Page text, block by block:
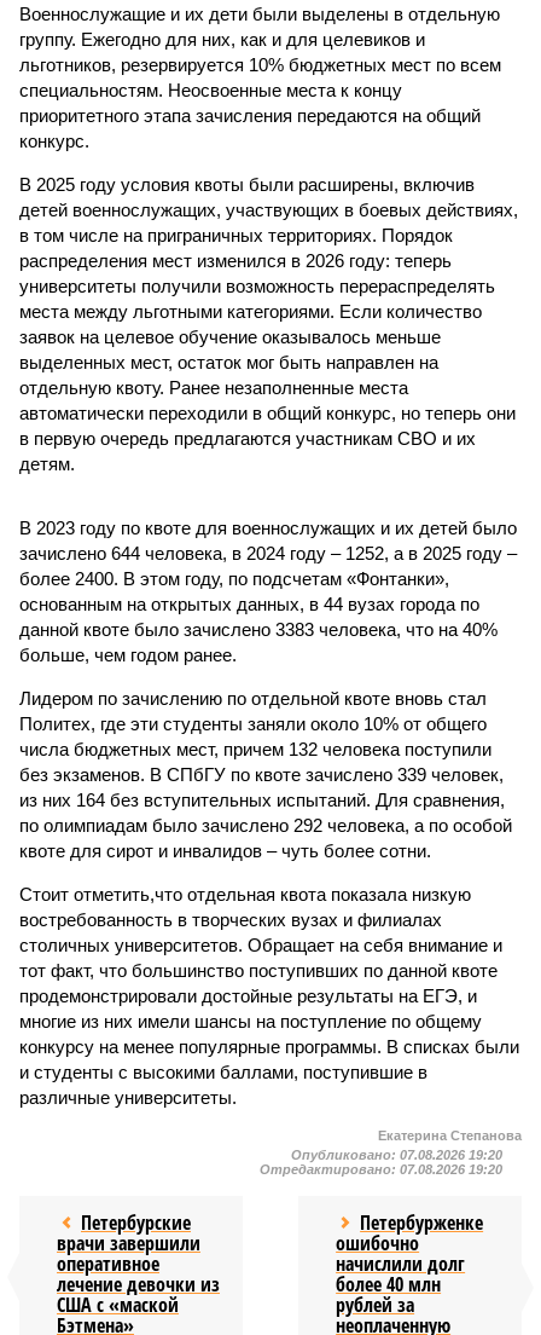
Военнослужащие и их дети были выделены в отдельную
группу. Ежегодно для них, как и для целевиков и
льготников, резервируется 10% бюджетных мест по всем
специальностям. Неосвоенные места к концу
приоритетного этапа зачисления передаются на общий
конкурс.
В 2025 году условия квоты были расширены, включив
детей военнослужащих, участвующих в боевых действиях,
в том числе на приграничных территориях. Порядок
распределения мест изменился в 2026 году: теперь
университеты получили возможность перераспределять
места между льготными категориями. Если количество
заявок на целевое обучение оказывалось меньше
выделенных мест, остаток мог быть направлен на
отдельную квоту. Ранее незаполненные места
автоматически переходили в общий конкурс, но теперь они
в первую очередь предлагаются участникам СВО и их
детям.
В 2023 году по квоте для военнослужащих и их детей было
зачислено 644 человека, в 2024 году – 1252, а в 2025 году –
более 2400. В этом году, по подсчетам «Фонтанки»,
основанным на открытых данных, в 44 вузах города по
данной квоте было зачислено 3383 человека, что на 40%
больше, чем годом ранее.
Лидером по зачислению по отдельной квоте вновь стал
Политех, где эти студенты заняли около 10% от общего
числа бюджетных мест, причем 132 человека поступили
без экзаменов. В СПбГУ по квоте зачислено 339 человек,
из них 164 без вступительных испытаний. Для сравнения,
по олимпиадам было зачислено 292 человека, а по особой
квоте для сирот и инвалидов – чуть более сотни.
Стоит отметить,что отдельная квота показала низкую
востребованность в творческих вузах и филиалах
столичных университетов. Обращает на себя внимание и
тот факт, что большинство поступивших по данной квоте
продемонстрировали достойные результаты на ЕГЭ, и
многие из них имели шансы на поступление по общему
конкурсу на менее популярные программы. В списках были
и студенты с высокими баллами, поступившие в
различные университеты.
Екатерина Степанова
Опубликовано: 07.08.2026 19:20
Отредактировано: 07.08.2026 19:20
Петербурские
врачи завершили
оперативное
лечение девочки из
США с «маской
Бэтмена»
Петербурженке
ошибочно
начислили долг
более 40 млн
рублей за
неоплаченную